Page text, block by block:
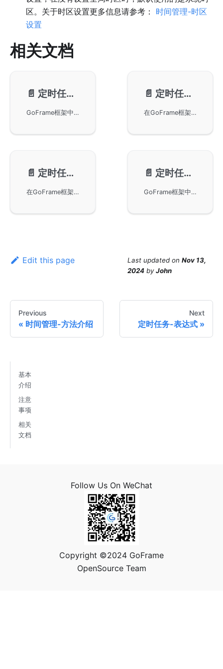
区。关于时区设置更多信息请参考： 时间管理-时区
设置
相关文档
📄️ 定时任务-表达式
GoFrame框架中定时任务的cron表达式及其使用技巧。cron表达式由六个字段组成，可实现从秒到周的时间调度。讲解了特殊字符的意义及其在表达式中的应用，通过多种预定义格式和间隔配置，使任务调度更加灵活可靠。
📄️ 定时任务-基本使用
在GoFrame框架中使用gcron来管理定时任务。你将学习如何添加、启动、停止、删除和搜索定时任务。此外，还涵盖了单例定时任务、单次定时任务以及运行指定次数的任务等高级功能。这些功能帮助开发者更高效地管理和调试应用内的定时任务，提高应用的性能和可靠性。
📄️ 定时任务-日志管理
在GoFrame框架中的gcron组件中进行日志管理。gcron支持设置日志输出文件和级别，默认记录错误级别日志。通过GoFrame框架的日志组件，用户可以复用日志的所有特性。文章中提供了Go代码示例，展示了如何设置和使用gcron的日志功能。
📄️ 定时任务-gcron与gtimer
GoFrame框架中定时任务模块gcron与定时器模块gtimer的区别。gtimer是高性能模块，适用于各种定时任务场景，包括TCP通信和游戏开发。gcron支持crontab语法，基于gtimer实现，为用户提供了便捷的定时任务管理方式。
Edit this page Last updated on Nov 13,
2024 byJohn
Previous
时间管理-方法介绍
Next
定时任务-表达式
基本
介绍
注意
事项
相关
文档
Follow Us On WeChat
Copyright ©2024 GoFrame
OpenSource Team